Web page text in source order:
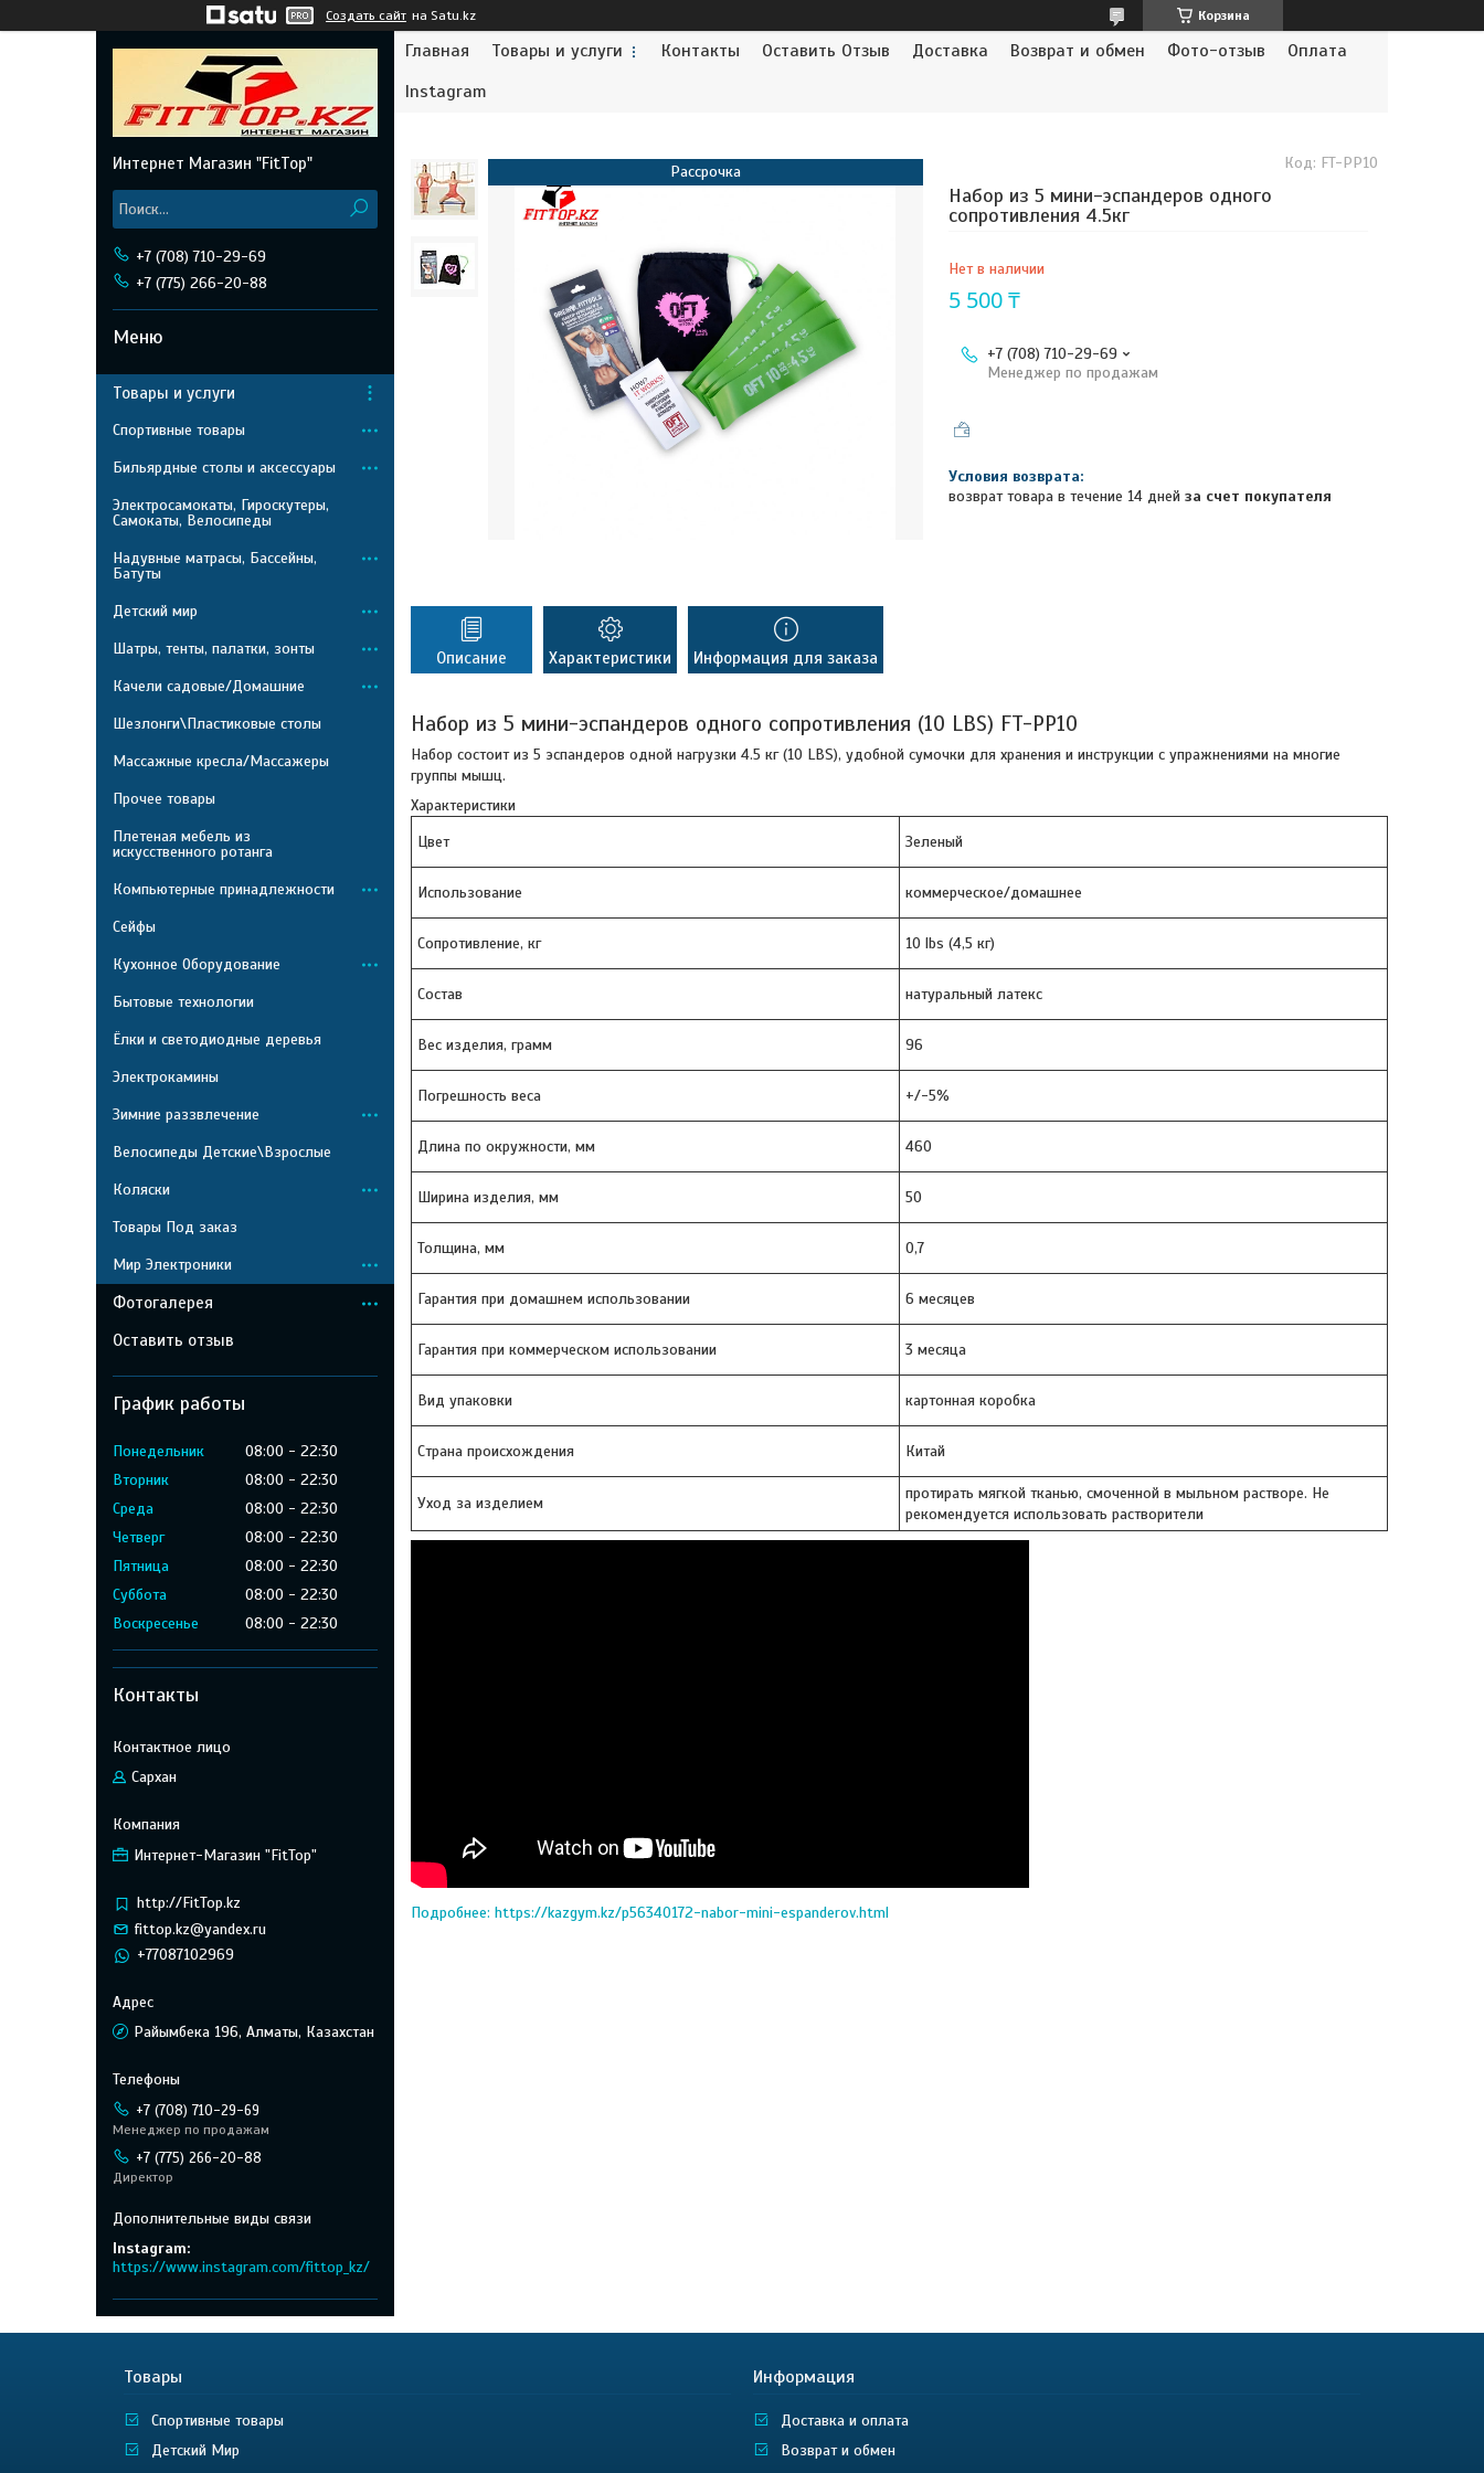
Создать сайт на Satu.kz Корзина
Главная Товары и услуги Контакты Оставить Отзыв Доставка Возврат и обмен Фото-отзыв
Оплата
Instagram
Рассрочка
Набор из 5 мини-эспандеров одного
сопротивления 4.5кг
Нет в наличии
Код: FT-PP10
5 500 ₸
+7 (708) 710-29-69
Менеджер по продажам
возврат товара в течение 14 дней за счет покупателя
Описание Характеристики Информация для заказа
Набор из 5 мини-эспандеров одного сопротивления (10 LBS) FT-PP10
Набор состоит из 5 эспандеров одной нагрузки 4.5 кг (10 LBS), удобной сумочки для хранения и инструкции с упражнениями на многие
группы мышц.
Характеристики
Цвет
Зеленый
Использование коммерческое/домашнее
Сопротивление, кг 10 lbs (4,5 кг)
Состав натуральный латекс
Вес изделия, грамм 96
Погрешность веса +/-5%
Длина по окружности, мм 460
Ширина изделия, мм 50
Толщина, мм 0,7
Гарантия при домашнем использовании 6 месяцев
Гарантия при коммерческом использовании 3 месяца
Вид упаковки картонная коробка
Страна происхождения Китай
Уход за изделием
протирать мягкой тканью, смоченной в мыльном растворе. Не
рекомендуется использовать растворители
Подробнее: https://kazgym.kz/p56340172-nabor-mini-espanderov.html
Интернет Магазин "FitTop"
+7 (708) 710-29-69
+7 (775) 266-20-88
Товары и услуги
Спортивные товары
Бильярдные столы и аксессуары
Электросамокаты, Гироскутеры,
Самокаты, Велосипеды
Надувные матрасы, Бассейны,
Батуты
Детский мир
Шатры, тенты, палатки, зонты
Качели садовые/Домашние
Шезлонги\Пластиковые столы
Массажные кресла/Массажеры
Прочее товары
Плетеная мебель из
искусственного ротанга
Компьютерные принадлежности
Сейфы
Кухонное Оборудование
Бытовые технологии
Ёлки и светодиодные деревья
Электрокамины
Зимние раззвлечение
Велосипеды Детские\Взрослые
Коляски
Товары Под заказ
Мир Электроники
Фотогалерея
Оставить отзыв
График работы
Понедельник 08:00
22:30
Вторник
08:00
22:30
Среда
08:00
22:30
Четверг
08:00
22:30
Пятница
08:00
22:30
Суббота
08:00
22:30
Воскресенье
08:00 22:30
Контакты
Сархан
Интернет-Магазин "FitTop"
http://FitTop.kz
fittop.kz@yandex.ru
+77087102969
Райымбека 196, Алматы, Казахстан
+7 (708) 710-29-69
Менеджер по продажам
+7 (775) 266-20-88
Директор
Instagram
https://www.instagram.com/fittop_kz/
Товары
Спортивные товары
Детский Мир
Информация
Доставка и оплата
Возврат и обмен